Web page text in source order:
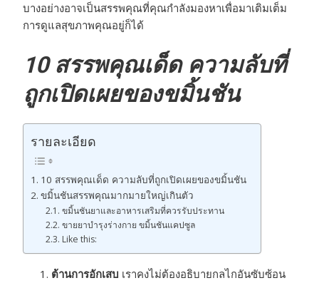
บางอย่างอาจเป็นสรรพคุณที่คุณกำลังมองหาเพื่อมาเติมเต็ม
การดูแลสุขภาพคุณอยู่ก็ได้
10 สรรพคุณเด็ด ความลับที่
ถูกเปิดเผยของขมิ้นชัน
รายละเอียด
10 สรรพคุณเด็ด ความลับที่ถูกเปิดเผยของขมิ้นชัน
ขมิ้นชันสรรพคุณมากมายใหญ่เกินตัว
ขมิ้นชันยาและอาหารเสริมที่ควรรับประทาน
ขายยาบำรุงร่างกาย ขมิ้นชันแคปซูล
Like this:
ต้านการอักเสบ เราคงไม่ต้องอธิบายกลไกอันซับซ้อน